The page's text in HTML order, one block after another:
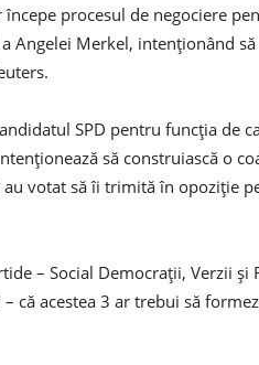
procesul de negociere
Angelei Merkel, intenționând
SPD pentru funcția de
să construiască o
votat să îi trimită în opoziție
– Social Democrații, Verzii și
că acestea 3 ar trebui să